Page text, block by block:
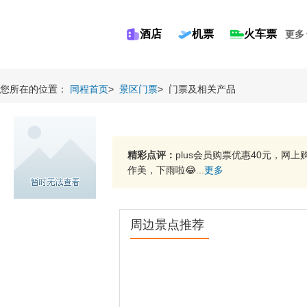
酒店 机票 火车票 更多
您所在的位置： 同程首页> 景区门票> 门票及相关产品
精彩点评： plus会员购票优惠40元，网上
作美，下雨啦😂... 更多
周边景点推荐